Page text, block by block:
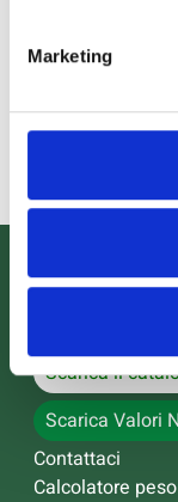
Marketing
Proteine
- di cui sodio
Scarica il
Scarica Valori
Contattaci
Calcolatore